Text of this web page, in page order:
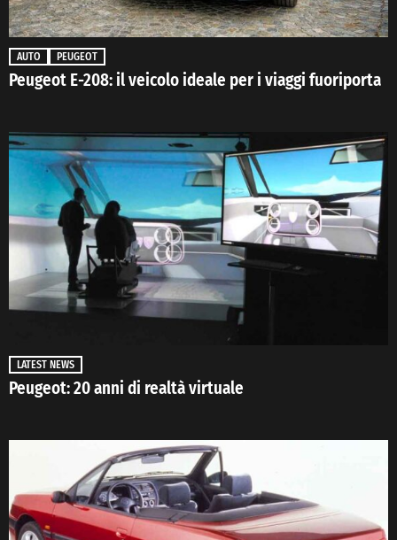
AUTO PEUGEOT
Peugeot E-208: il veicolo ideale per i viaggi fuoriporta
LATEST NEWS
Peugeot: 20 anni di realtà virtuale